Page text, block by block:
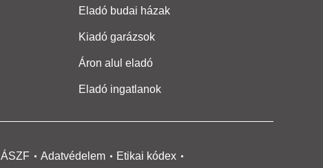
Eladó budai házak
Kiadó garázsok
Áron alul eladó
Eladó ingatlanok
ÁSZF Adatvédelem Etikai kódex